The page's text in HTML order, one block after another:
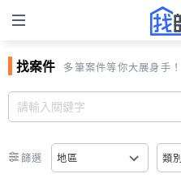
找案件 多筆案件等你大展身手！
篩選 地區 類別